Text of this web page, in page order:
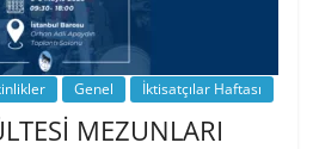
Genel İktisatçılar Haftası
MEZUNLARI